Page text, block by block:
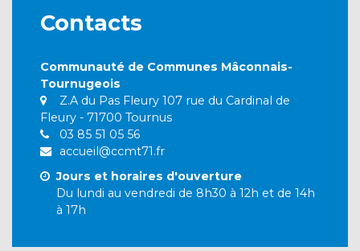
Contacts
Communauté de Communes Mâconnais-
Tournugeois
Z.A du Pas Fleury 107 rue du Cardinal de
Fleury - 71700 Tournus
03 85 51 05 56
accueil@ccmt71.fr
Jours et horaires d'ouverture
Du lundi au vendredi de 8h30 à 12h et de 14h
à 17h